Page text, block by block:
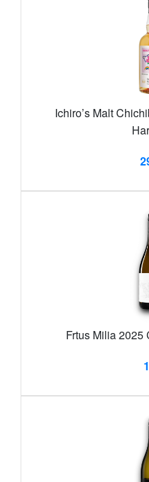
Ichiro’s Malt
Frtus Milia 2025